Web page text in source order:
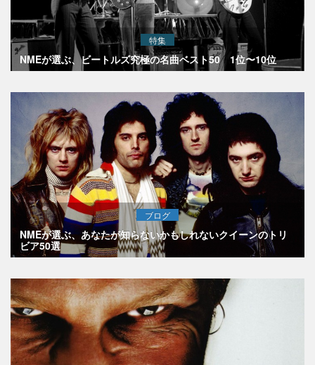
特集
NMEが選ぶ、ビートルズ究極の名曲ベスト50 1位〜10位
ブログ
NMEが選ぶ、あなたが知らないかもしれないクイーンのトリ
ビア50選